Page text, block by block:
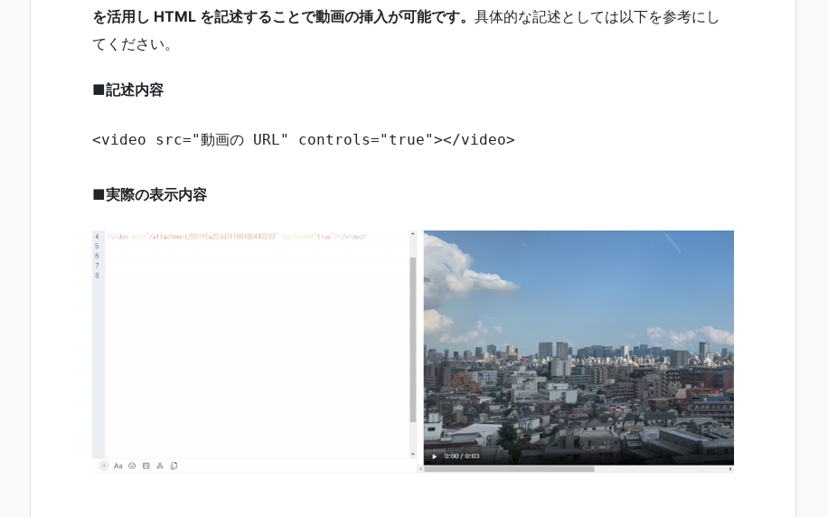
を活用し HTML を記述することで動画の挿入が可能です。 具体的な記述としては以下を参考にし
てください。
■記述内容
<video src="動画の URL" controls="true"></video>
■実際の表示内容